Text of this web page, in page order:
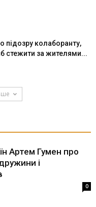
підозру колаборанту,
стежити за жителями...
Артем Гумен про
і
0